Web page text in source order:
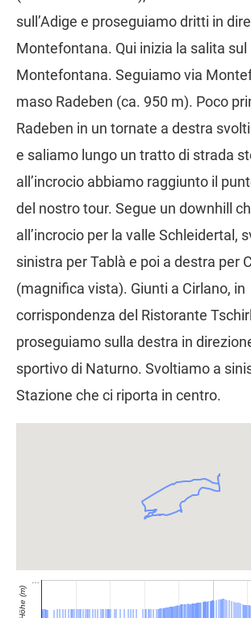
sull’Adige e proseguiamo dritti in
Montefontana. Qui inizia la salita sul
Montefontana. Seguiamo via
maso Radeben (ca. 950 m). Poco
Radeben in un tornate a destra
e saliamo lungo un tratto di strada
all’incrocio abbiamo raggiunto il
del nostro tour. Segue un downhill
all’incrocio per la valle Schleidertal,
sinistra per Tablà e poi a destra per
(magnifica vista). Giunti a Cirlano, in
corrispondenza del Ristorante
proseguiamo sulla destra in
sportivo di Naturno. Svoltiamo a
Stazione che ci riporta in centro.